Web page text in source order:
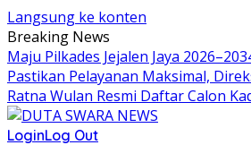
Langsung ke konten
Breaking News
Maju Pilkades Jejalen Jaya
Pastikan Pelayanan Maksimal,
Ratna Wulan Resmi Daftar Calon
LoginLog Out